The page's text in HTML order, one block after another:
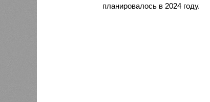
планировалось в 2024 году.